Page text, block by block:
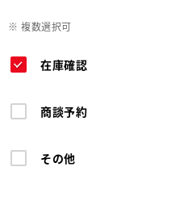
※ 複数選択可
在庫確認
商談予約
その他